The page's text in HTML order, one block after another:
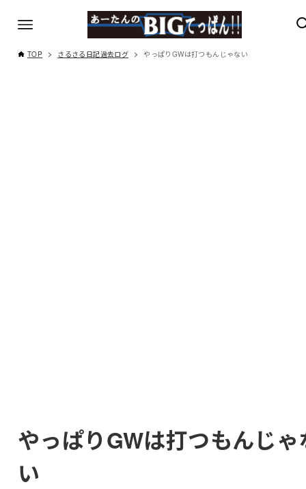
TOP さるさる日記過去ログ やっぱりGWは打つもんじゃない
やっぱりGWは打つもんじゃ
い